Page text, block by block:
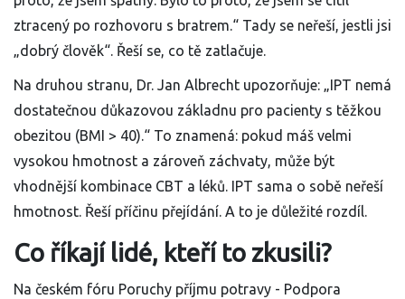
ztracený po rozhovoru s bratrem.“ Tady se neřeší, jestli jsi
„dobrý člověk“. Řeší se, co tě zatlačuje.
Na druhou stranu, Dr. Jan Albrecht upozorňuje: „IPT nemá
dostatečnou důkazovou základnu pro pacienty s těžkou
obezitou (BMI > 40).“ To znamená: pokud máš velmi
vysokou hmotnost a zároveň záchvaty, může být
vhodnější kombinace CBT a léků. IPT sama o sobě neřeší
hmotnost. Řeší příčinu přejídání. A to je důležité rozdíl.
Co říkají lidé, kteří to zkusili?
Na českém fóru Poruchy příjmu potravy - Podpora